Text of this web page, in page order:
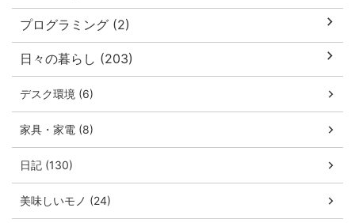
プログラミング (2)
日々の暮らし (203)
デスク環境 (6)
家具・家電 (8)
日記 (130)
美味しいモノ (24)